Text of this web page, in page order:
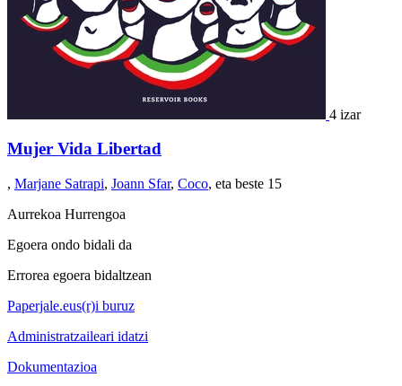
4 izar
Mujer Vida Libertad
, Marjane Satrapi, Joann Sfar, Coco, eta beste 15
Aurrekoa Hurrengoa
Egoera ondo bidali da
Errorea egoera bidaltzean
Paperjale.eus(r)i buruz
Administratzaileari idatzi
Dokumentazioa